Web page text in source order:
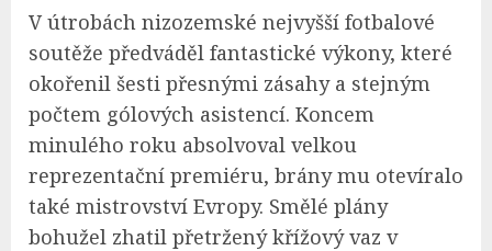
V útrobách nizozemské nejvyšší fotbalové
soutěže předváděl fantastické výkony, které
okořenil šesti přesnými zásahy a stejným
počtem gólových asistencí. Koncem
minulého roku absolvoval velkou
reprezentační premiéru, brány mu otevíralo
také mistrovství Evropy. Smělé plány
bohužel zhatil přetržený křížový vaz v